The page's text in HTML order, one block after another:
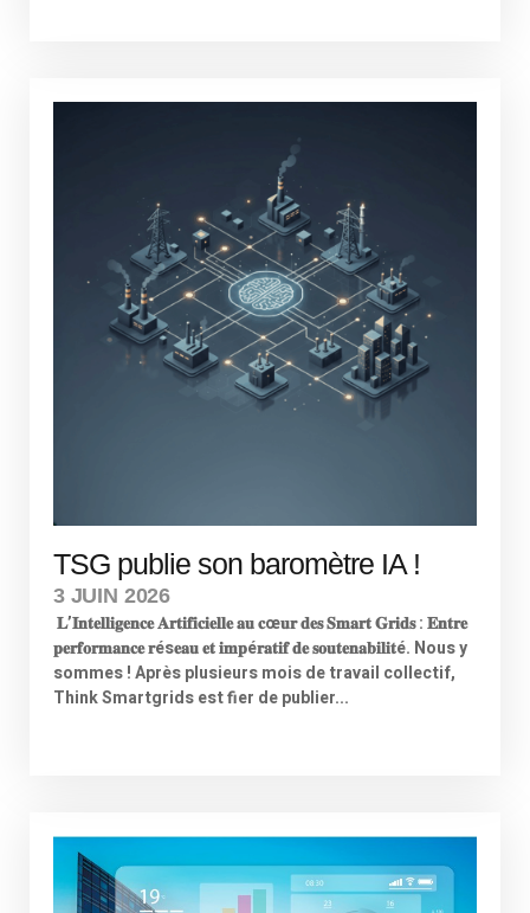
TSG publie son baromètre IA !
3 JUIN 2026
𝐋’𝐈𝐧𝐭𝐞𝐥𝐥𝐢𝐠𝐞𝐧𝐜𝐞 𝐀𝐫𝐭𝐢𝐟𝐢𝐜𝐢𝐞𝐥𝐥𝐞 𝐚𝐮 𝐜œ𝐮𝐫 𝐝𝐞𝐬 𝐒𝐦𝐚𝐫𝐭 𝐆𝐫𝐢𝐝𝐬 : 𝐄𝐧𝐭𝐫𝐞
𝐩𝐞𝐫𝐟𝐨𝐫𝐦𝐚𝐧𝐜𝐞 𝐫és𝐞𝐚𝐮 𝐞𝐭 𝐢𝐦𝐩é𝐫𝐚𝐭𝐢𝐟 𝐝𝐞 𝐬𝐨𝐮𝐭𝐞𝐧𝐚𝐛𝐢𝐥𝐢𝐭é. Nous y
sommes ! Après plusieurs mois de travail collectif,
Think Smartgrids est fier de publier...